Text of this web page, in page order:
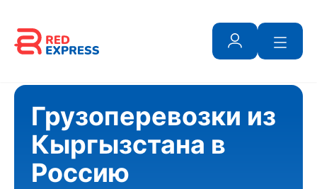
Грузоперевозки из
Кыргызстана в
Россию